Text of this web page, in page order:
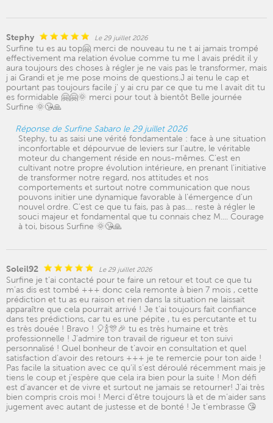
Stephy Le 29 juillet 2026
Surfine tu es au top🤗 merci de nouveau tu ne t ai jamais trompé
effectivement ma relation évolue comme tu me l avais prédit il y
aura toujours des choses à régler je ne vais pas le transformer, mais
j ai Grandi et je me pose moins de questions.J ai tenu le cap et
pourtant pas toujours facile j' y ai cru par ce que tu me l avait dit tu
es formidable 🤗🤗🌞 merci pour tout à bientôt Belle journée
Surfine 🌞😘🙏
Réponse de Surfine Sabaro le 29 juillet 2026
Stephy, tu as saisi une vérité fondamentale : face à une situation
inconfortable et dépourvue de leviers sur l’autre, le véritable
moteur du changement réside en nous-mêmes. C’est en
cultivant notre propre évolution intérieure, en prenant l’initiative
de transformer notre regard, nos attitudes et nos
comportements et surtout notre communication que nous
pouvons initier une dynamique favorable à l’émergence d’un
nouvel ordre. C'est ce que tu fais, pas à pas.... reste à régler le
souci majeur et fondamental que tu connais chez M.... Courage
à toi, bisous Surfine 🌞😘🙏
Soleil92 Le 29 juillet 2026
Surfine je t’ai contacté pour te faire un retour et tout ce que tu
m’as dis est tombé +++ donc cela remonte à bien 7 mois , cette
prédiction et tu as eu raison et rien dans la situation ne laissait
apparaître que cela pourrait arrivé ! Je t’ai toujours fait confiance
dans tes prédictions, car tu es une pépite , tu es percutante et tu
es très douée ! Bravo ! 🎈🍾🎊🎉 tu es très humaine et très
professionnelle ! J’admire ton travail de rigueur et ton suivi
personnalisé ! Quel bonheur de t’avoir en consultation et quel
satisfaction d’avoir des retours +++ je te remercie pour ton aide !
Pas facile la situation avec ce qu’il s’est déroulé récemment mais je
tiens le coup et j’espère que cela ira bien pour la suite ! Mon défi
est d’avancer et de vivre et surtout ne jamais se retourner! J’ai très
bien compris crois moi ! Merci d’être toujours là et de m’aider sans
jugement avec autant de justesse et de bonté ! Je t’embrasse 😘